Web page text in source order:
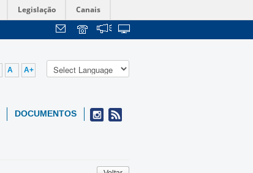
Legislação Canais
A A+
DOCUMENTOS